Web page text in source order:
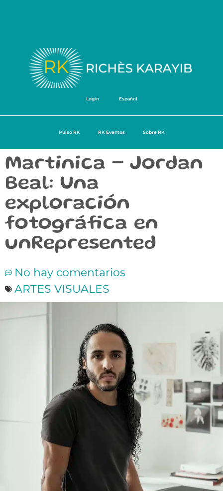
Login Español
Pulso RK RK Eventos Sobre RK
Martinica – Jordan
Beal: Una
exploración
fotográfica en
unRepresented
No hay comentarios
ARTES VISUALES